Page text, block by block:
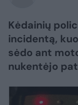
Kėdainių
incidentą,
sėdo ant
nukentėjo